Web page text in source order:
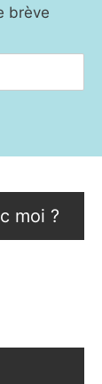
brève
moi ?